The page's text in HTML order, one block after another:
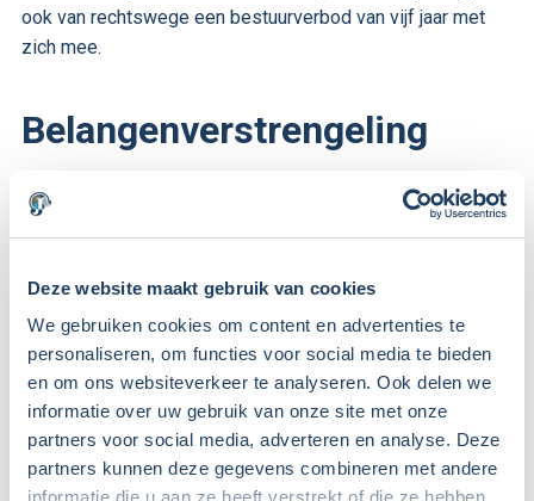
Deze website maakt gebruik van cookies
We gebruiken cookies om content en advertenties te
personaliseren, om functies voor social media te bieden
en om ons websiteverkeer te analyseren. Ook delen we
informatie over uw gebruik van onze site met onze
partners voor social media, adverteren en analyse. Deze
partners kunnen deze gegevens combineren met andere
informatie die u aan ze heeft verstrekt of die ze hebben
ook van rechtswege een bestuurverbod van vijf jaar met
zich mee.
Belangenverstrengeling
Voor alle rechtspersonen geldt met de nieuwe regeling dat
wanneer bestuurders en toezichthouders een tegenstrijdig
aan de beraadslagingen en besluitvorming. Als
besluitvormingen overgedragen aan de Raad van
Commissarissen of aan de Raad van Toezichthouders.
Meervoudig stemrecht